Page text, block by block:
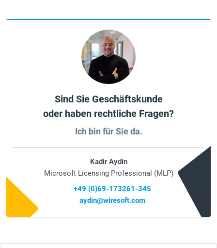
Sind Sie Geschäftskunde
oder haben rechtliche Fragen?
Ich bin für Sie da.
Kadir Aydin
Microsoft Licensing Professional (MLP)
+49 (0)69-173261-345
aydin@wiresoft.com